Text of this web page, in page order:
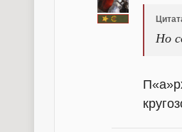
Но